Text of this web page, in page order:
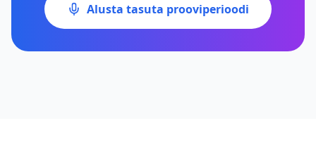
Alusta tasuta prooviperioodi